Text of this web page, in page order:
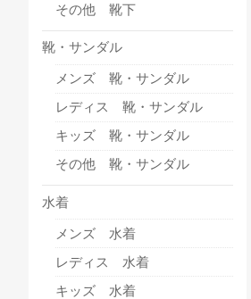
その他 靴下
靴・サンダル
メンズ 靴・サンダル
レディス 靴・サンダル
キッズ 靴・サンダル
その他 靴・サンダル
水着
メンズ 水着
レディス 水着
キッズ 水着